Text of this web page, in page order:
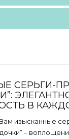
СЕРЬГИ-
В
изысканные
–